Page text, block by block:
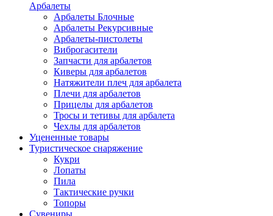
Арбалеты
Арбалеты Блочные
Арбалеты Рекурсивные
Арбалеты-пистолеты
Виброгасители
Запчасти для арбалетов
Киверы для арбалетов
Натяжители плеч для арбалета
Плечи для арбалетов
Прицелы для арбалетов
Тросы и тетивы для арбалета
Чехлы для арбалетов
Уцененные товары
Туристическое снаряжение
Кукри
Лопаты
Пила
Тактические ручки
Топоры
Сувениры